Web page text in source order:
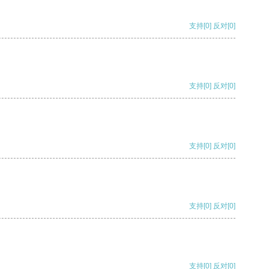
支持[0] 反对[0]
支持[0] 反对[0]
支持[0] 反对[0]
支持[0] 反对[0]
支持[0] 反对[0]